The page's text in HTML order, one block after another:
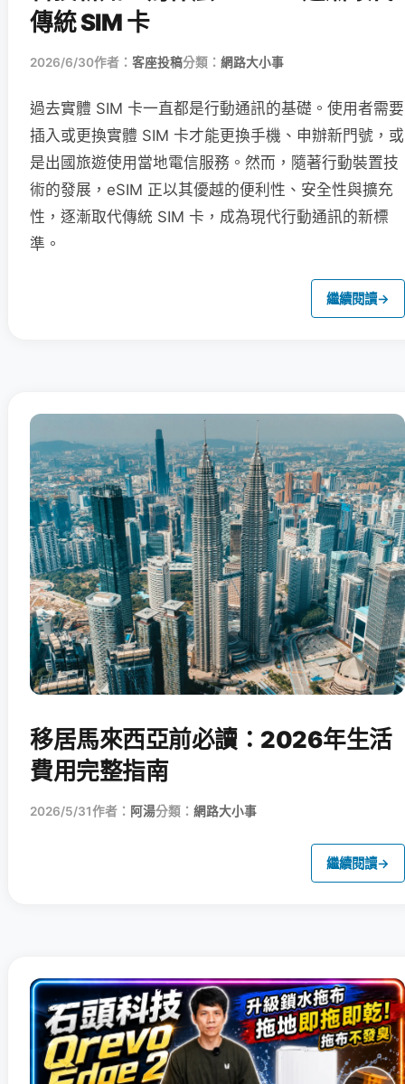
傳統 SIM 卡
2026/6/30作者： 客座投稿分類： 網路大小事
過去實體 SIM 卡一直都是行動通訊的基礎。使用者需要
插入或更換實體 SIM 卡才能更換手機、申辦新門號，或
是出國旅遊使用當地電信服務。然而，隨著行動裝置技
術的發展，eSIM 正以其優越的便利性、安全性與擴充
性，逐漸取代傳統 SIM 卡，成為現代行動通訊的新標
準。
繼續閱讀→
移居馬來西亞前必讀：2026年生活
費用完整指南
2026/5/31作者： 阿湯分類： 網路大小事
繼續閱讀→